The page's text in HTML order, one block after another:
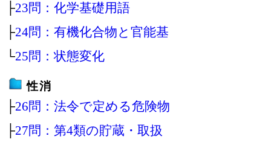
├23問：化学基礎用語
├24問：有機化合物と官能基
└25問：状態変化
性消
├26問：法令で定める危険物
├27問：第4類の貯蔵・取扱